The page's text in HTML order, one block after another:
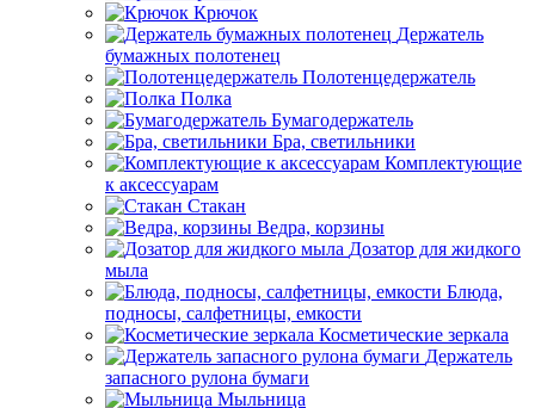
Крючок
Держатель
бумажных полотенец
Полотенцедержатель
Полка
Бумагодержатель
Бра, светильники
Комплектующие
к аксессуарам
Стакан
Ведра, корзины
Дозатор для жидкого
мыла
Блюда,
подносы, салфетницы, емкости
Косметические зеркала
Держатель
запасного рулона бумаги
Мыльница